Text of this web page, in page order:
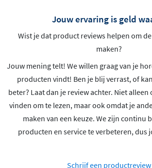
Jouw ervaring is geld
Wist je dat product reviews helpen om
maken?
Jouw mening telt! We willen graag van je
producten vindt! Ben je blij verrast, of
beter? Laat dan je review achter. Niet
vinden om te lezen, maar ook omdat je
maken van een keuze. We zijn continu
producten en service te verbeteren, dus
Schrijf een productreview